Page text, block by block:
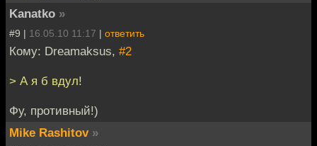
Kanatko »
#9 | 16.05.10 11:17 | ответить
Кому: Dreamaksus, #2
> А я б вдул!
Фу, противный!)
Mike Rashitov »